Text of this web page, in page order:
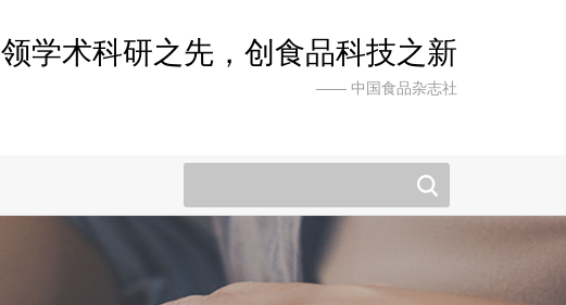
领学术科研之先，创食品科技之新
—— 中国食品杂志社